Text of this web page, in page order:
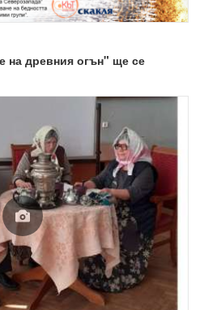
на древния огън" ще се